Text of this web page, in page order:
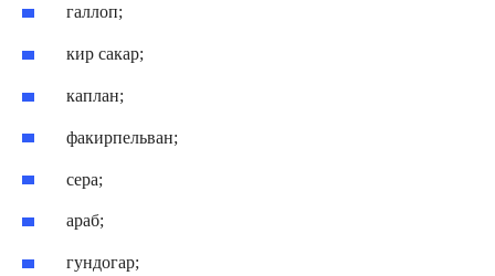
галлоп;
кир сакар;
каплан;
факирпельван;
сера;
араб;
гундогар;